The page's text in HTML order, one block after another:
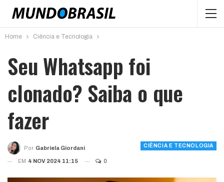
Home Ciência e Tecnologia
Seu Whatsapp foi
clonado? Saiba o que
fazer
CIÊNCIA E TECNOLOGIA
Por Gabriela Giordani
EM 4 NOV 2024 11:15 0